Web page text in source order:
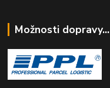
Možnosti dopravy...